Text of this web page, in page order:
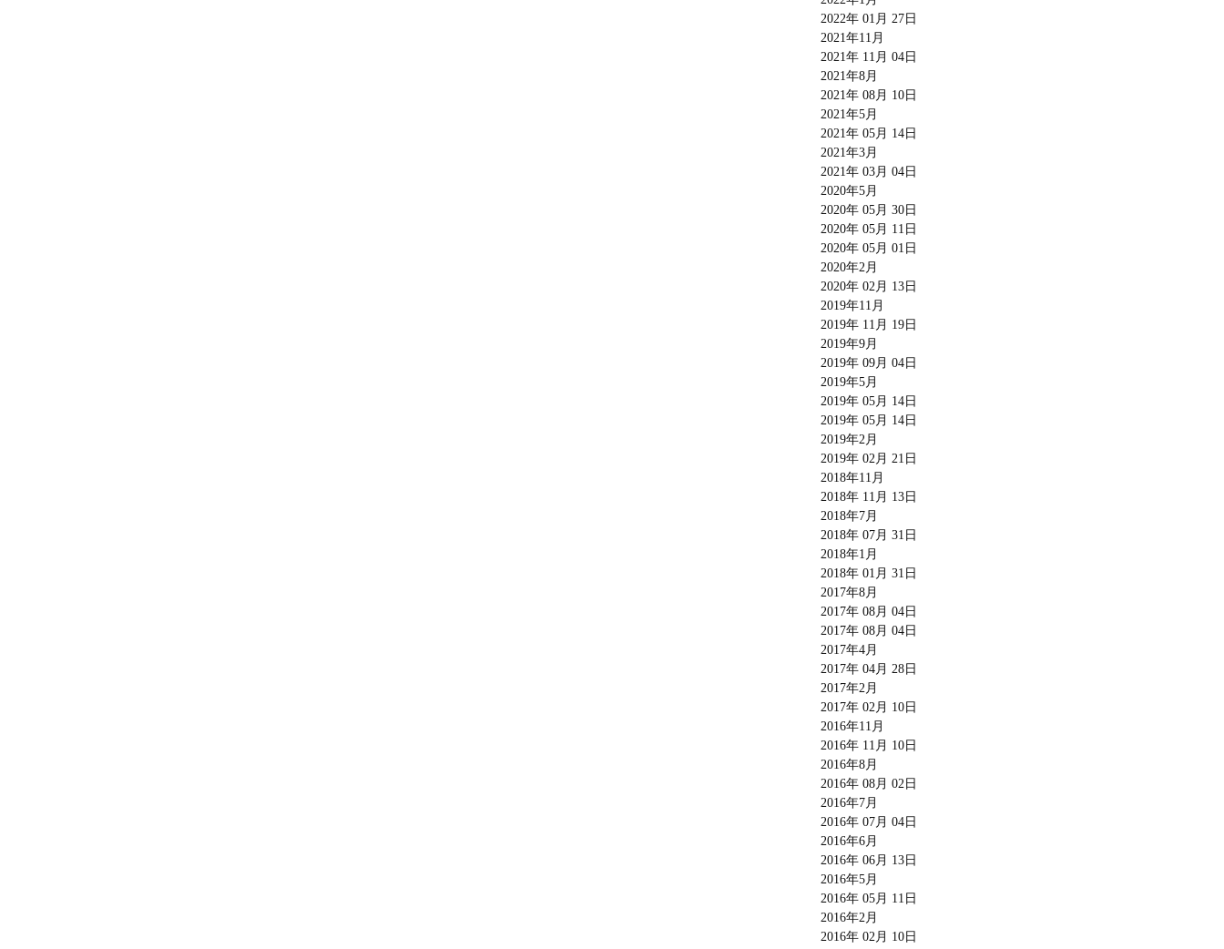
2022年 01月 27日
2021年11月
2021年 11月 04日
2021年8月
2021年 08月 10日
2021年5月
2021年 05月 14日
2021年3月
2021年 03月 04日
2020年5月
2020年 05月 30日
2020年 05月 11日
2020年 05月 01日
2020年2月
2020年 02月 13日
2019年11月
2019年 11月 19日
2019年9月
2019年 09月 04日
2019年5月
2019年 05月 14日
2019年 05月 14日
2019年2月
2019年 02月 21日
2018年11月
2018年 11月 13日
2018年7月
2018年 07月 31日
2018年1月
2018年 01月 31日
2017年8月
2017年 08月 04日
2017年 08月 04日
2017年4月
2017年 04月 28日
2017年2月
2017年 02月 10日
2016年11月
2016年 11月 10日
2016年8月
2016年 08月 02日
2016年7月
2016年 07月 04日
2016年6月
2016年 06月 13日
2016年5月
2016年 05月 11日
2016年2月
2016年 02月 10日